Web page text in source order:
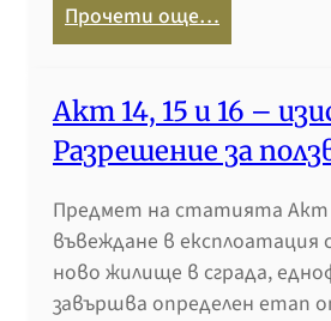
Прочети още…
П
и
д
о
б
и
в
а
Акт 14, 15 и 16 –
Разрешение за
Предмет на статията Акт
въвеждане в
ново жилище в сграда,
завършва определен етап